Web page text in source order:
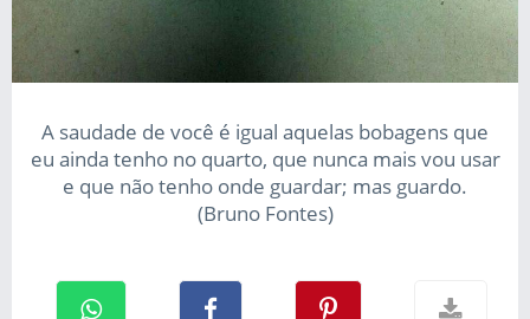
A saudade de você é igual aquelas bobagens que
eu ainda tenho no quarto, que nunca mais vou usar
e que não tenho onde guardar; mas guardo.
(Bruno Fontes)